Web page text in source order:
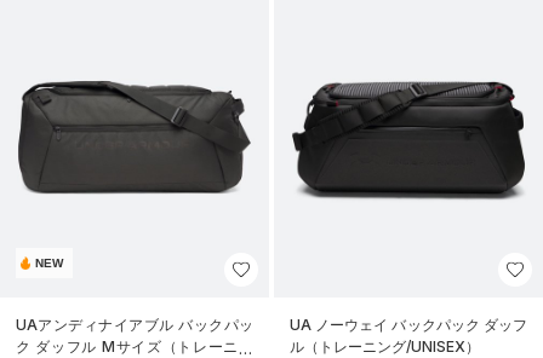
NEW
UAアンディナイアブル バックパッ
ク ダッフル Mサイズ（トレーニン
UA ノーウェイ バックパック ダッフ
ル（トレーニング/UNISEX）